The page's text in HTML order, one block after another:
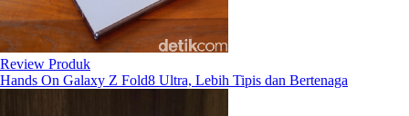
Review Produk
Hands On Galaxy Z Fold8 Ultra, Lebih Tipis dan Bertenaga